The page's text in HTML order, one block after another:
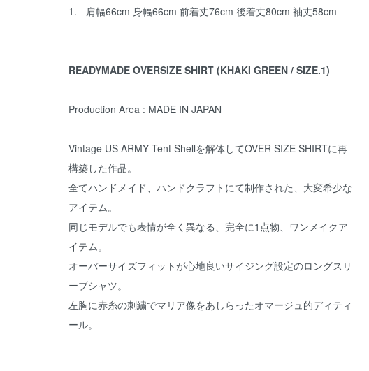
1. - 肩幅66cm 身幅66cm 前着丈76cm 後着丈80cm 袖丈58cm
READYMADE OVERSIZE SHIRT (KHAKI GREEN / SIZE.1)
Production Area : MADE IN JAPAN
Vintage US ARMY Tent Shellを解体してOVER SIZE SHIRTに再
構築した作品。
全てハンドメイド、ハンドクラフトにて制作された、大変希少な
アイテム。
同じモデルでも表情が全く異なる、完全に1点物、ワンメイクア
イテム。
オーバーサイズフィットが心地良いサイジング設定のロングスリ
ーブシャツ。
左胸に赤糸の刺繍でマリア像をあしらったオマージュ的ディティ
ール。